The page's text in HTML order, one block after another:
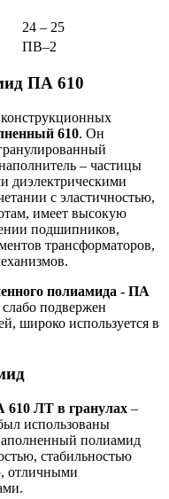
24 ‒ 25
ПВ‒2
ПА 610
610. Он
– частицы
диэлектрическими
с эластичностью,
имеет высокую
подшипников,
трансформаторов,
полиамида - ПА
подвержен
широко используется в
ЛТ в гранулах –
использованы
полиамид
стабильностью
отличными